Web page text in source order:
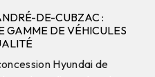
DE-CUBZAC :
GAMME DE VÉHICULES
Hyundai de